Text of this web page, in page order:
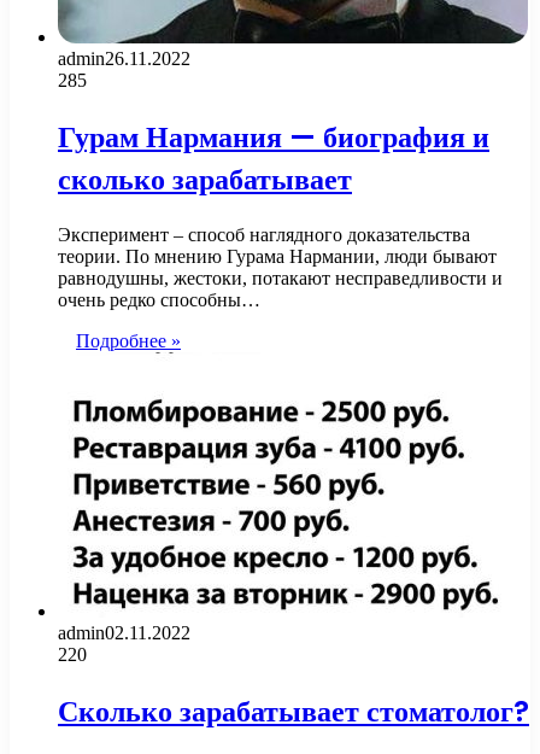
admin26.11.2022
285
Гурам Нармания — биография и
сколько зарабатывает
Эксперимент – способ наглядного доказательства
теории. По мнению Гурама Нармании, люди бывают
равнодушны, жестоки, потакают несправедливости и
очень редко способны…
Подробнее »
admin02.11.2022
220
Сколько зарабатывает стоматолог?